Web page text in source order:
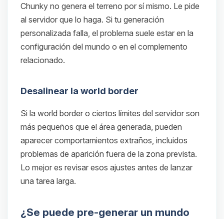
Chunky no genera el terreno por sí mismo. Le pide
al servidor que lo haga. Si tu generación
personalizada falla, el problema suele estar en la
configuración del mundo o en el complemento
relacionado.
Desalinear la world border
Si la world border o ciertos límites del servidor son
más pequeños que el área generada, pueden
aparecer comportamientos extraños, incluidos
problemas de aparición fuera de la zona prevista.
Lo mejor es revisar esos ajustes antes de lanzar
una tarea larga.
¿Se puede pre-generar un mundo